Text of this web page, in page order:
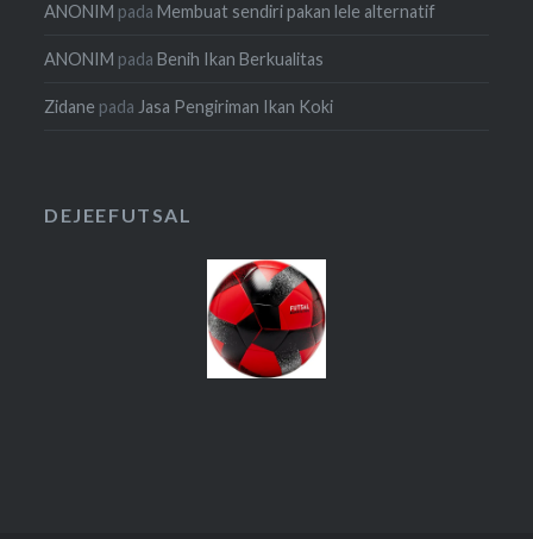
ANONIM padaMembuat sendiri pakan lele alternatif
ANONIM padaBenih Ikan Berkualitas
Zidane pada Jasa Pengiriman Ikan Koki
DEJEEFUTSAL